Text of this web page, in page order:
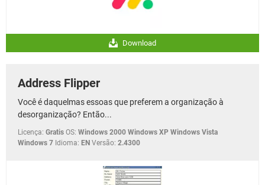
Download
Address Flipper
Você é daquelmas essoas que preferem a organização à
desorganização? Então...
Licença: Gratis OS: Windows 2000 Windows XP Windows Vista
Windows 7 Idioma: EN Versão: 2.4300